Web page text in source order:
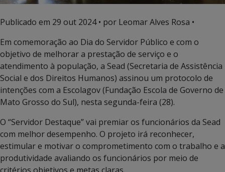
Publicado em 29 out 2024• por Leomar Alves Rosa •
Em comemoração ao Dia do Servidor Público e com o
objetivo de melhorar a prestação de serviço e o
atendimento à população, a Sead (Secretaria de Assistência
Social e dos Direitos Humanos) assinou um protocolo de
intenções com a Escolagov (Fundação Escola de Governo de
Mato Grosso do Sul), nesta segunda-feira (28).
O “Servidor Destaque” vai premiar os funcionários da Sead
com melhor desempenho. O projeto irá reconhecer,
estimular e motivar o comprometimento com o trabalho e a
produtividade avaliando os funcionários por meio de
critérios objetivos e metas claras.